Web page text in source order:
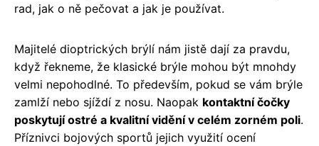
rad, jak o ně pečovat a jak je používat.
Majitelé dioptrických brýlí nám jistě dají za pravdu,
když řekneme, že klasické brýle mohou být mnohdy
velmi nepohodlné. To především, pokud se vám brýle
zamlží nebo sjíždí z nosu. Naopak kontaktní čočky
poskytují ostré a kvalitní vidění v celém zorném poli.
Příznivci bojových sportů jejich využití ocení